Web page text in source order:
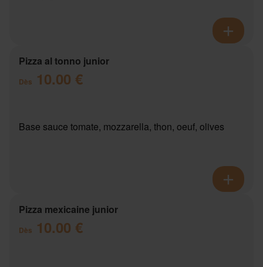
Pizza al tonno junior
Dès 10.00 €
Base sauce tomate, mozzarella, thon, oeuf, olives
Pizza mexicaine junior
Dès 10.00 €